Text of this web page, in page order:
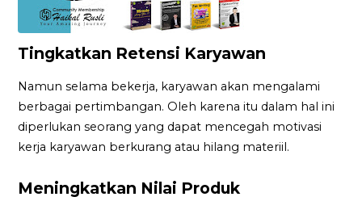
Tingkatkan Retensi Karyawan
Namun selama bekerja, karyawan akan mengalami
berbagai pertimbangan. Oleh karena itu dalam hal ini
diperlukan seorang yang dapat mencegah motivasi
kerja karyawan berkurang atau hilang materiil.
Meningkatkan Nilai Produk